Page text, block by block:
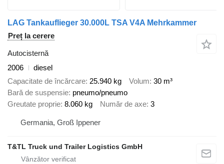
LAG Tankauflieger 30.000L TSA V4A Mehrkammer
Preț la cerere
Autocisternă
2006
diesel
Capacitate de încărcare 25.940 kg Volum 30 m³
Bară de suspensie pneumo/pneumo
Greutate proprie 8.060 kg Număr de axe 3
Germania, Groß Ippener
T&TL Truck und Trailer Logistics GmbH